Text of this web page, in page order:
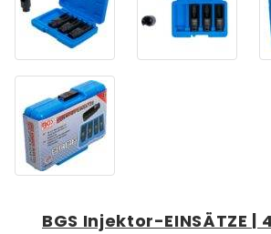
BGS Injektor-EINSÄTZE |